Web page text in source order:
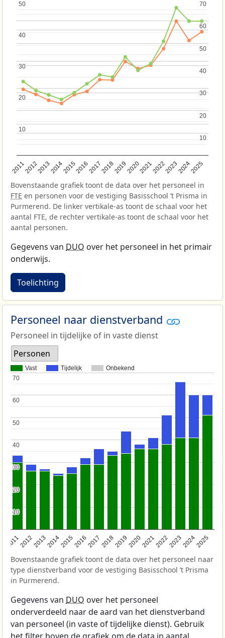
201120122013201420152016201720182019202020212022202320242025
10
10
20
20
30
30
40
40
50
50
10
10
20
20
30
30
40
40
50
50
60
60
70
70
Bovenstaande grafiek toont de data over het personeel in
FTE en personen voor de vestiging Basisschool ’t Prisma in
Purmerend. De linker vertikale-as toont de schaal voor het
aantal FTE, de rechter vertikale-as toont de schaal voor het
aantal personen.
Gegevens van DUO over het personeel in het primair
onderwijs.
Toelichting
Personeel naar dienstverband
Personeel in tijdelijke of in vaste dienst
Personen
Vast Tijdelijk Onbekend
201120122013201420152016201720182019202020212022202320242025
10
10
20
20
30
30
40
40
50
50
60
60
70
70
Bovenstaande grafiek toont de data over het personeel naar
type dienstverband voor de vestiging Basisschool ’t Prisma
in Purmerend.
Gegevens van DUO over het personeel
onderverdeeld naar de aard van het dienstverband
van personeel (in vaste of tijdelijke dienst). Gebruik